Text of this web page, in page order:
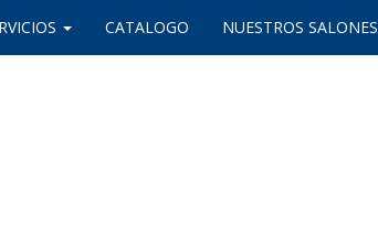
CATALOGO NUESTROS SALONES